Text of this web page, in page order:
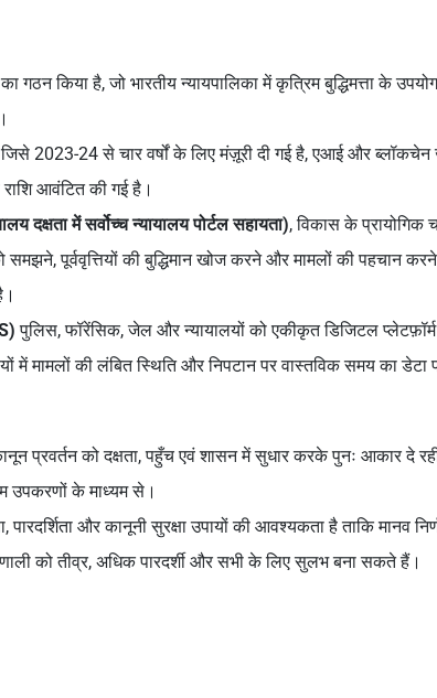
गठन किया है, जो भारतीय न्यायपालिका में कृत्रिम बुद्धिमत्ता के
2023-24 से चार वर्षों के लिए मंज़ूरी दी गई है, एआई और ब्लॉकचेन
आवंटित की गई है।
दक्षता में सर्वोच्च न्यायालय पोर्टल सहायता), विकास के प्रायोगिक
पूर्ववृत्तियों की बुद्धिमान खोज करने और मामलों की पहचान
पुलिस, फॉरेंसिक, जेल और न्यायालयों को एकीकृत डिजिटल
में मामलों की लंबित स्थिति और निपटान पर वास्तविक समय का डेटा
प्रवर्तन को दक्षता, पहुँच एवं शासन में सुधार करके पुनः आकार दे
उपकरणों के माध्यम से।
और कानूनी सुरक्षा उपायों की आवश्यकता है ताकि मानव
को तीव्र, अधिक पारदर्शी और सभी के लिए सुलभ बना सकते हैं।